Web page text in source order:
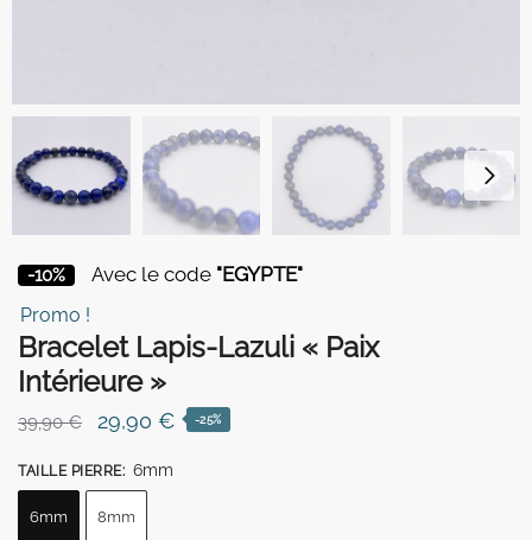
-10% Avec le code "EGYPTE"
Promo !
Bracelet Lapis-Lazuli « Paix
Intérieure »
39,90€
Le
initial
était :
29,90 €Le-25%
TAILLE PIERRE: 6mm
6mm 8mm